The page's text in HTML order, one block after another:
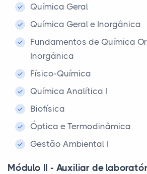
Química Geral
Química Geral e Inorgânica
Fundamentos de Química
Inorgânica
Físico-Química
Química Analítica I
Biofísica
Óptica e Termodinâmica
Gestão Ambiental I
Módulo II - Auxiliar de